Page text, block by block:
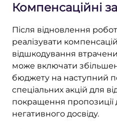
Компенсаційні
Після відновлення
реалізувати
відшкодування
може включати
бюджету на наступний
спеціальних акцій для
покращення пропозиції
негативного досвіду.